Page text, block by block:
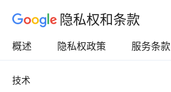
隐私权和条款
概述 隐私权政策 服务条款
技术